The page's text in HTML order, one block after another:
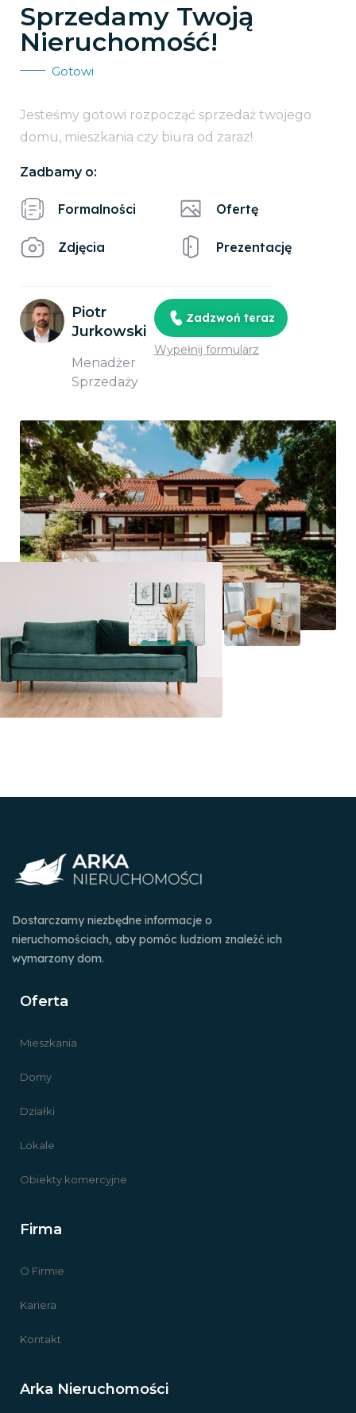
Sprzedamy Twoją
Nieruchomość!
Gotowi
Jesteśmy gotowi rozpocząć sprzedaż twojego
domu, mieszkania czy biura od zaraz!
Zadbamy o:
Formalności
Zdjęcia
Ofertę
Prezentację
Piotr
Jurkowski
Menadżer
Sprzedaży
Zadzwoń teraz
Wypełnij formularz
Dostarczamy niezbędne informacje o
nieruchomościach, aby pomóc ludziom znaleźć ich
wymarzony dom.
Oferta
Mieszkania
Domy
Działki
Lokale
Obiekty komercyjne
Firma
O Firmie
Kariera
Kontakt
Arka Nieruchomości